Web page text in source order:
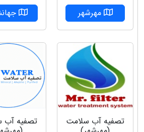
مهرشهر
تصفیه آب سلامت تصفیه آب